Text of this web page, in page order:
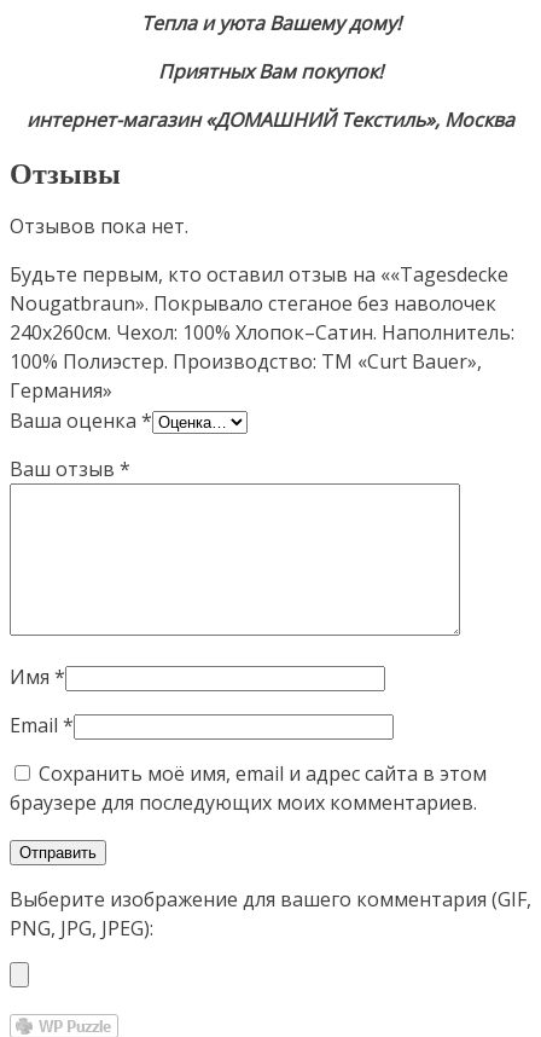
Тепла и уюта Вашему дому!
Приятных Вам покупок!
интернет-магазин «ДОМАШНИЙ Текстиль», Москва
Отзывы
Отзывов пока нет.
Будьте первым, кто оставил отзыв на ««Tagesdecke
Nougatbraun». Покрывало стеганое без наволочек
240х260см. Чехол: 100% Хлопок–Сатин. Наполнитель:
100% Полиэстер. Производство: ТМ «Curt Bauer»,
Германия»
Ваша оценка *
Ваш отзыв *
Имя *
Email *
Сохранить моё имя, email и адрес сайта в этом
браузере для последующих моих комментариев.
Выберите изображение для вашего комментария (GIF,
PNG, JPG, JPEG):